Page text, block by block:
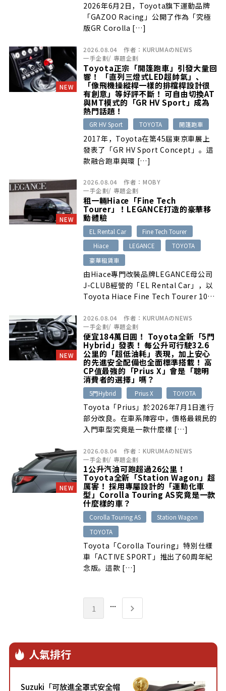
2026年6月2日，Toyota旗下運動品牌
「GAZOO Racing」公開了作為「究極
版GR Corolla […]
NEW
2026.08.04 作者： KURUMAのNEWS
一手企劃/ 專題企劃
Toyota正宗「開篷跑車」引發大量回
響！ 「直列三燈式LED超帥氣」、
「像飛機操縱桿一樣的排檔桿設計很
有創意」等好評不斷！ 可自由切換AT
與MT模式的「GR HV Sport」成為
熱門話題！
GR HV Sport TOYOTA 開篷跑車
2017年，Toyota在第45屆東京車展上
發表了「GR HV Sport Concept」。這
款融合跑車與環 […]
NEW
2026.08.04 作者： MOBY
一手企劃/ 專題企劃
租一輛Hiace「Fine Tech
Tourer」！LEGANCE打造的豪華移
動體驗
EL Rental Car
Fine Tech Tourer
Hiace
LEGANCE
TOYOTA
豪華租賃車
由Hiace專門改裝品牌LEGANCE母公司
J-CLUB經營的「EL Rental Car」，以
Toyota Hiace Fine Tech Tourer 10人
Ottoman腿靠座椅、專屬椅套、桌板、
窗簾、間接照明與USB充電等配備，打造
如同「移動式貴賓室」般的豪華租賃車。
服務對象涵蓋訪日旅遊業者、大使館、企
業接送與一般家庭旅遊，當日租金自3萬
6300日圓起，約新台幣7450元。採用
2026年小改款Hiace、搭載Toyota
Safety Sense 3.0的第9輛新車NOIR，
也預定於Tourism EXPO Japan 2026亮
相並開始出租。
NEW
2026.08.04 作者： KURUMAのNEWS
一手企劃/ 專題企劃
便宜184萬日圓！ Toyota全新「5門
Hybrid」發表！ 每公升可行駛32.6
公里的「超低油耗」表現，加上安心
的先進安全配備也全面標準搭載！ 高
CP值最強的「Prius X」會是「聰明
消費者的選擇」嗎？
5門Hybrid Prius X TOYOTA
Toyota「Prius」於2026年7月1日進行
部分改良。在車系陣容中，價格最親民的
入門車型究竟是一款什麼樣 […]
NEW
2026.08.04 作者： KURUMAのNEWS
一手企劃/ 專題企劃
1公升汽油可跑超過26公里！
Toyota全新「Station Wagon」超
厲害！ 採用專屬設計的「運動化車
型」Corolla Touring AS究竟是一款
什麼樣的車？
Corolla Touring AS
Station Wagon
TOYOTA
Toyota「Corolla Touring」特別仕樣
車「ACTIVE SPORT」推出了60周年紀
念版。這款 […]
1 ...
人氣排行
Suzuki「可放進全罩式安全帽